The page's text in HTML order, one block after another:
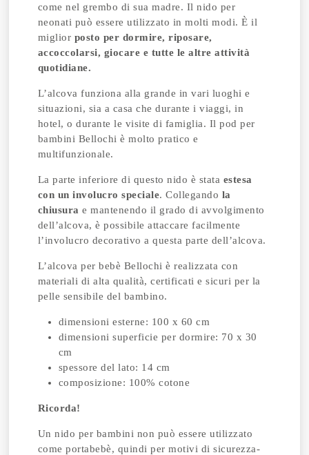
come nel grembo di sua madre. Il nido per
neonati può essere utilizzato in molti modi. È il
miglior posto per dormire, riposare,
accoccolarsi, giocare e tutte le altre attività
quotidiane.
L’alcova funziona alla grande in vari luoghi e
situazioni, sia a casa che durante i viaggi, in
hotel, o durante le visite di famiglia. Il pod per
bambini Bellochi è molto pratico e
multifunzionale.
La parte inferiore di questo nido è stata estesa
con un involucro speciale. Collegando la
chiusura e mantenendo il grado di avvolgimento
dell’alcova, è possibile attaccare facilmente
l’involucro decorativo a questa parte dell’alcova.
L’alcova per bebè Bellochi è realizzata con
materiali di alta qualità, certificati e sicuri per la
pelle sensibile del bambino.
dimensioni esterne: 100 x 60 cm
dimensioni superficie per dormire: 70 x 30
cm
spessore del lato: 14 cm
composizione: 100% cotone
Ricorda!
Un nido per bambini non può essere utilizzato
come portabebè, quindi per motivi di sicurezza-